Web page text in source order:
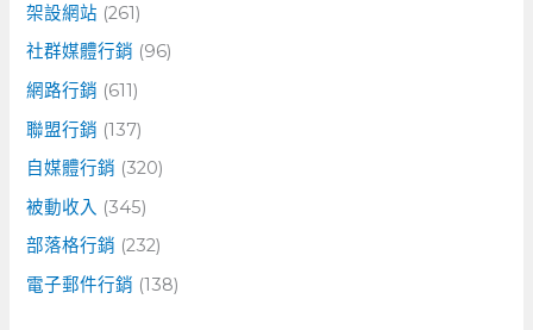
架設網站 (261)
社群媒體行銷 (96)
網路行銷 (611)
聯盟行銷 (137)
自媒體行銷 (320)
被動收入 (345)
部落格行銷 (232)
電子郵件行銷 (138)